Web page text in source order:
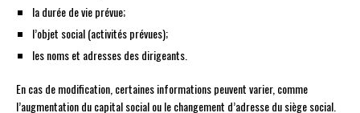
la durée de vie prévue;
l’objet social (activités prévues);
les noms et adresses des dirigeants.
En cas de modification, certaines informations peuvent varier, comme
l’augmentation du capital social ou le changement d’adresse du siège social.